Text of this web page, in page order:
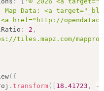
Map Data: <a
href="http://
: 2 ,
tiles.mapz.com/
( {
. transform( 18.41723 , -